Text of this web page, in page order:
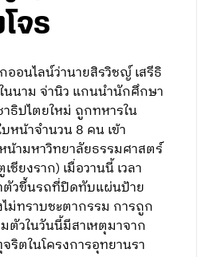
จร
ออนไลน์ว่านายสิรวิชญ์ เสรีธิ
นาม จ่านิว แกนนำนักศึกษา
ธิปไตยใหม่ ถูกทหารใน
หน้าจำนวน 8 คน เข้า
ามหาวิทยาลัยธรรมศาสตร์
ยงราก) เมื่อวานนี้ เวลา
ตัวขึ้นรถที่ปิดทับแผ่นป้าย
ม่ทราบชะตากรรม การถูก
วในวันนี้มีสาเหตุมาจาก
ริตในโครงการอุทยานรา